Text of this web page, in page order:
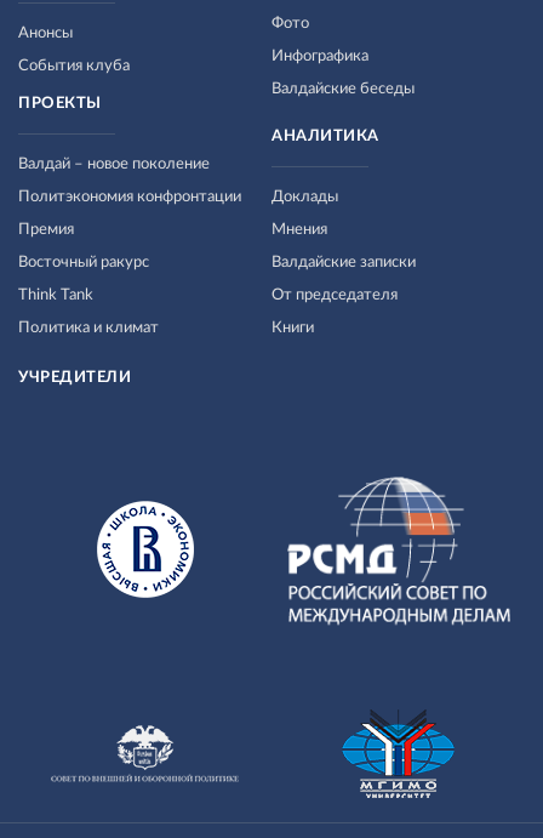
Фото
Инфографика
Валдайские беседы
Анонсы
События клуба
ПРОЕКТЫ
Валдай – новое поколение
Политэкономия конфронтации
Премия
Восточный ракурс
Think Tank
Политика и климат
АНАЛИТИКА
Доклады
Мнения
Валдайские записки
От председателя
Книги
УЧРЕДИТЕЛИ